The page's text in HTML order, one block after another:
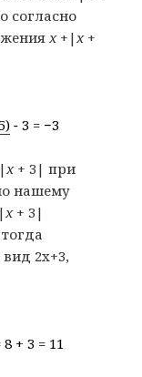
согласно
x+|x+
−3 = −3
x+ 3| при
нашему
x + 3|
2x+3,
+ 3 = 11